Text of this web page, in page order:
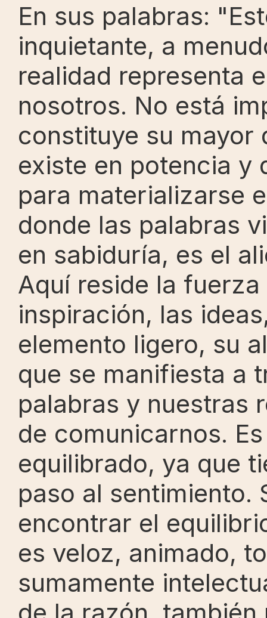
En sus palabras:
inquietante, a
realidad representa
nosotros. No está
constituye su mayor
existe en potencia y
para materializarse
donde las palabras
en sabiduría, es el
Aquí reside la
inspiración, las
elemento ligero, su
que se manifiesta a
palabras y nuestras
de comunicarnos.
equilibrado, ya que
paso al sentimiento.
encontrar el
es veloz, animado,
sumamente